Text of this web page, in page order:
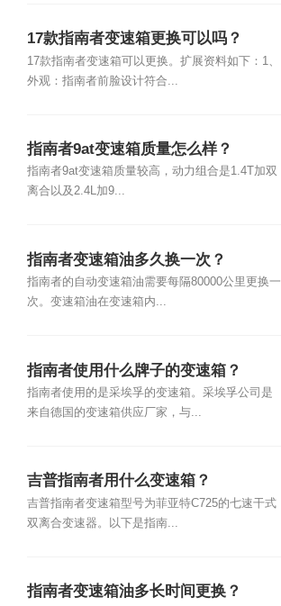
17款指南者变速箱更换可以吗？
17款指南者变速箱可以更换。扩展资料如下：1、
外观：指南者前脸设计符合...
指南者9at变速箱质量怎么样？
指南者9at变速箱质量较高，动力组合是1.4T加双
离合以及2.4L加9...
指南者变速箱油多久换一次？
指南者的自动变速箱油需要每隔80000公里更换一
次。变速箱油在变速箱内...
指南者使用什么牌子的变速箱？
指南者使用的是采埃孚的变速箱。采埃孚公司是
来自德国的变速箱供应厂家，与...
吉普指南者用什么变速箱？
吉普指南者变速箱型号为菲亚特C725的七速干式
双离合变速器。以下是指南...
指南者变速箱油多长时间更换？